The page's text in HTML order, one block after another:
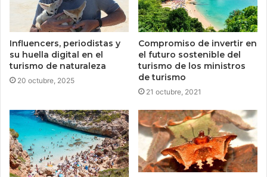
Influencers, periodistas y
su huella digital en el
turismo de naturaleza
20 octubre, 2025
Compromiso de invertir en
el futuro sostenible del
turismo de los ministros
de turismo
21 octubre, 2021